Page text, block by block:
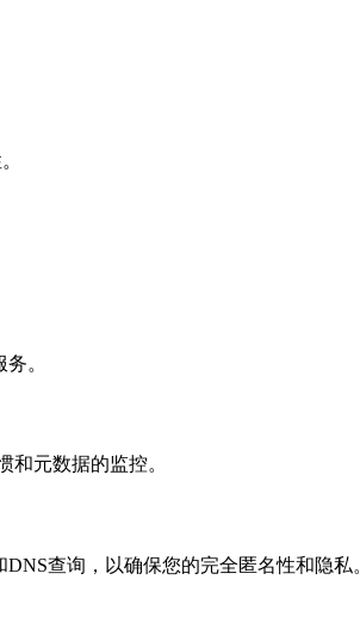
。
元数据的监控。
查询，以确保您的完全匿名性和隐私